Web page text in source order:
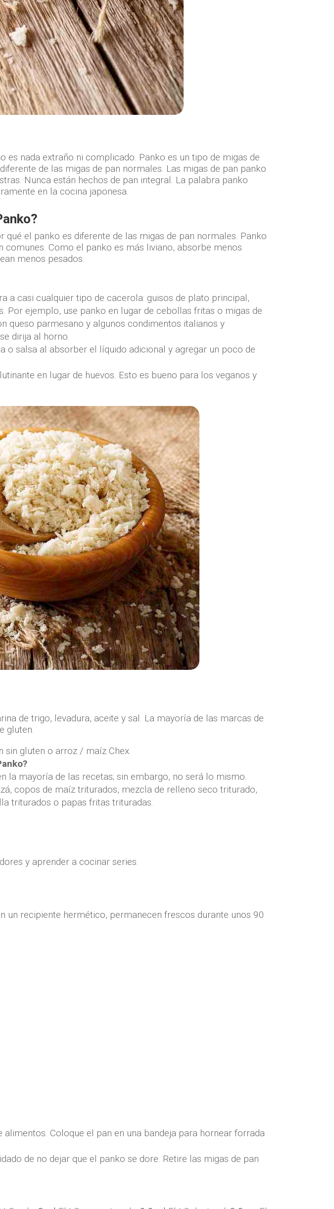
es nada extraño ni complicado. Panko es un tipo de migas de
de las migas de pan normales. Las migas de pan panko
Nunca están hechos de pan integral. La palabra panko
en la cocina japonesa.
el panko es diferente de las migas de pan normales. Panko
Como el panko es más liviano, absorbe menos
menos pesados.
a casi cualquier tipo de cacerola: guisos de plato principal,
Por ejemplo, use panko en lugar de cebollas fritas o migas de
queso parmesano y algunos condimentos italianos y
dirija al horno.
o salsa al absorber el líquido adicional y agregar un poco de
en lugar de huevos. Esto es bueno para los veganos y
de trigo, levadura, aceite y sal. La mayoría de las marcas de
gluten.
sin gluten o arroz / maíz Chex.
la mayoría de las recetas; sin embargo, no será lo mismo.
copos de maíz triturados, mezcla de relleno seco triturado,
triturados o papas fritas trituradas.
y aprender a cocinar series.
un recipiente hermético, permanecen frescos durante unos 90
Coloque el pan en una bandeja para hornear forrada
de no dejar que el panko se dore. Retire las migas de pan